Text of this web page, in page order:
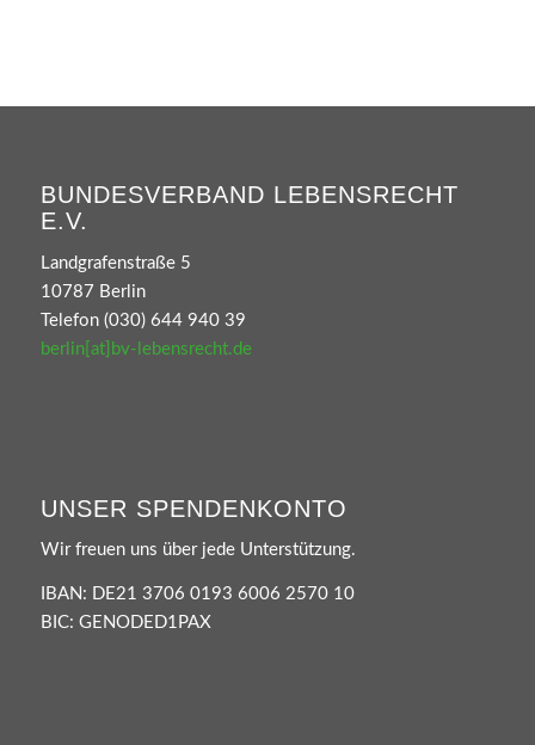
BUNDESVERBAND LEBENSRECHT
E.V.
Landgrafenstraße 5
10787 Berlin
Telefon (030) 644 940 39
berlin[at]bv-lebensrecht.de
UNSER SPENDENKONTO
Wir freuen uns über jede Unterstützung.
IBAN: DE21 3706 0193 6006 2570 10
BIC: GENODED1PAX